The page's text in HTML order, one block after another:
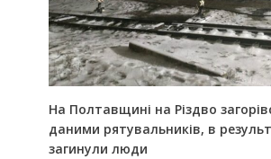
На Полтавщині на Різдво
даними рятувальників, в
загинули люди